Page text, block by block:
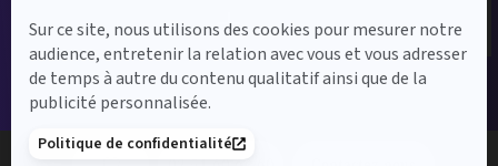
Sur ce site, nous utilisons des cookies pour mesurer notre
audience, entretenir la relation avec vous et vous adresser
de temps à autre du contenu qualitatif ainsi que de la
publicité personnalisée.
Politique de confidentialité